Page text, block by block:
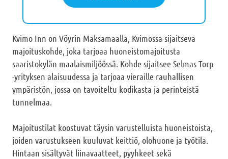
Kvimo Inn on Vöyrin Maksamaalla, Kvimossa sijaitseva
majoituskohde, joka tarjoaa huoneistomajoitusta
saaristokylän maalaismiljöössä. Kohde sijaitsee Selmas Torp
-yrityksen alaisuudessa ja tarjoaa vieraille rauhallisen
ympäristön, jossa on tavoiteltu kodikasta ja perinteistä
tunnelmaa.
Majoitustilat koostuvat täysin varustelluista huoneistoista,
joiden varustukseen kuuluvat keittiö, olohuone ja työtila.
Hintaan sisältyvät liinavaatteet, pyyhkeet sekä